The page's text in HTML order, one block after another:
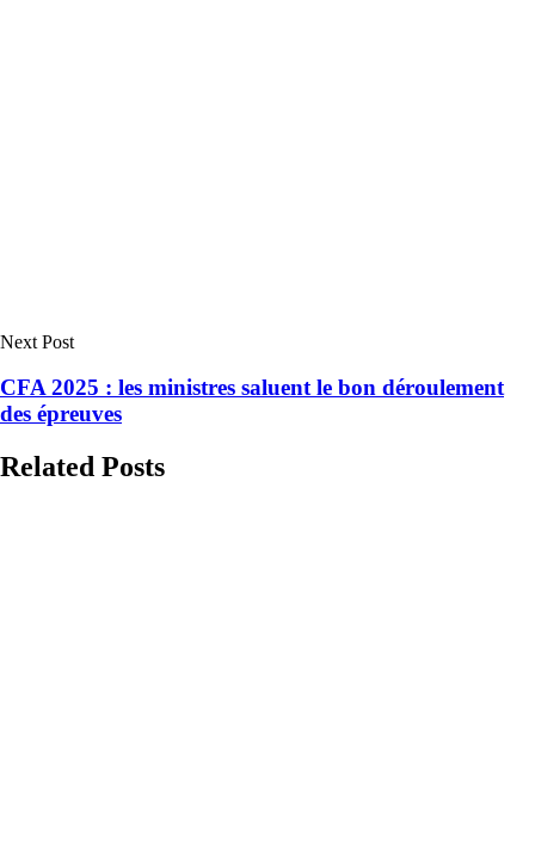
Next Post
CFA 2025 : les ministres saluent le bon déroulement
des épreuves
Related Posts